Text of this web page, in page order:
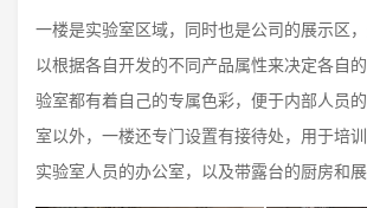
一楼是实验室区域，同时也是公司的展示区
以根据各自开发的不同产品属性来决定各自
验室都有着自己的专属色彩，便于内部人员
室以外，一楼还专门设置有接待处，用于培训
实验室人员的办公室，以及带露台的厨房和展